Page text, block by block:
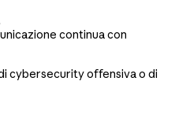
continua con
cybersecurity offensiva o di